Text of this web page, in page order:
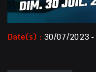
Date(s) : 30/07/2023 -